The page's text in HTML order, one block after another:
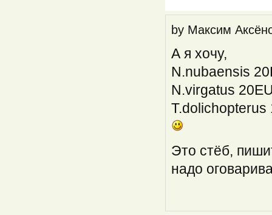
by Максим
А я хочу,
N.nubaensis
N.virgatus
T.dolichopterus
Это стёб,
надо